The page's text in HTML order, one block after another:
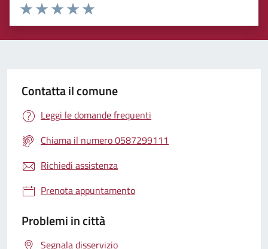
Rating:
Valuta 5 stelle su 5
Valuta 4 stelle su 5
Valuta 3 stelle su 5
Valuta 2 stelle su 5
Valuta 1 stelle su 5
Contatta il comune
Leggi le domande frequenti
Chiama il numero 0587299111
Richiedi assistenza
Prenota appuntamento
Problemi in città
Segnala disservizio